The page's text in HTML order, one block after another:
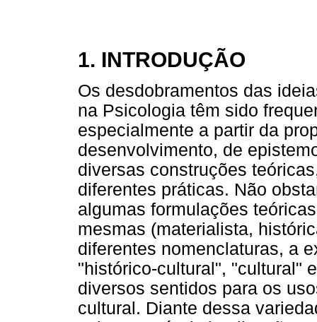
1. INTRODUÇÃO
Os desdobramentos das
na Psicologia têm sido
especialmente a partir da
desenvolvimento, de
diversas construções
diferentes práticas. Não
algumas formulações
mesmas (materialista,
diferentes nomenclaturas, a
"histórico-cultural", "cultural"
diversos sentidos para os
cultural. Diante dessa